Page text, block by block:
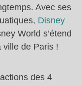
Avec ses
Disney
World s’étend
ville de Paris !
des 4